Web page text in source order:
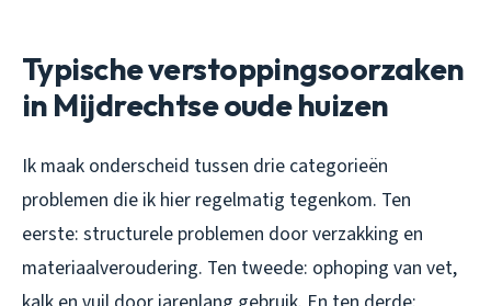
Typische verstoppingsoorzaken
in Mijdrechtse oude huizen
Ik maak onderscheid tussen drie categorieën
problemen die ik hier regelmatig tegenkom. Ten
eerste: structurele problemen door verzakking en
materiaalveroudering. Ten tweede: ophoping van vet,